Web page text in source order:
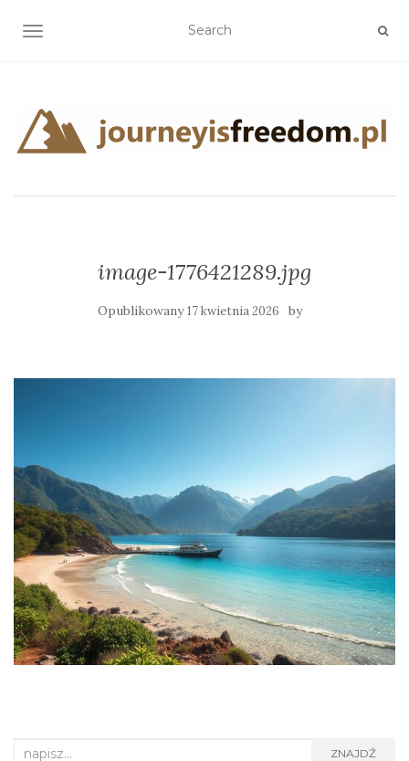
TOGGLE NAVIGATION
image-1776421289.jpg
Opublikowany17 kwietnia 2026 by
Search
ZNAJDŹ